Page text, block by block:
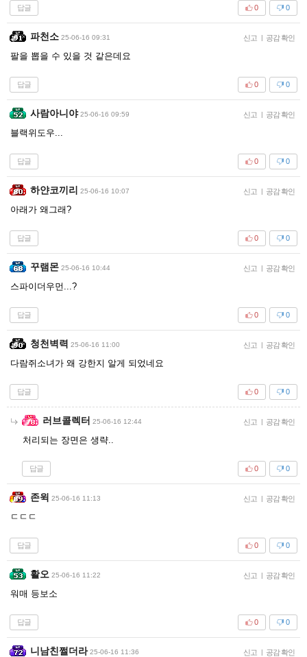
답글 0
0
파천소 25-06-16 09:31 신고 | 공감 확인
팔을 뽑을 수 있을 것 같은데요
답글 0
0
사람아니야 25-06-16 09:59 신고 | 공감 확인
블랙위도우...
답글 0
0
하얀코끼리 25-06-16 10:07 신고 | 공감 확인
아래가 왜그래?
답글 0
0
꾸램몬 25-06-16 10:44 신고 | 공감 확인
스파이더우먼...?
답글 0
0
청천벽력 25-06-16 11:00 신고 | 공감 확인
다람쥐소녀가 왜 강한지 알게 되었네요
답글 0
0
러브콜렉터 25-06-16 12:44 신고 | 공감 확인
처리되는 장면은 생략..
답글 0
0
존윅 25-06-16 11:13 신고 | 공감 확인
ㄷㄷㄷ
답글 0
0
활오 25-06-16 11:22 신고 | 공감 확인
워매 등보소
답글 0
0
니남친쩔더라 25-06-16 11:36 신고 | 공감 확인